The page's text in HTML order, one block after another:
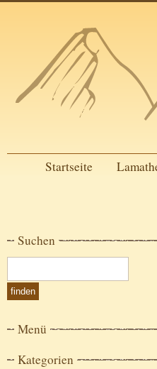
Startseite
Suchen
Menü
Kategorien